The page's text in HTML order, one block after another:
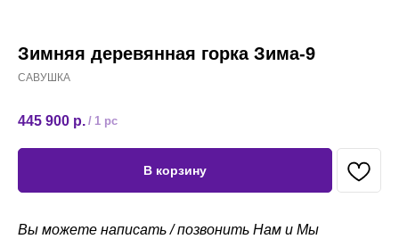
Зимняя деревянная горка Зима-9
САВУШКА
445 900 р. / 1 pc
В корзину
Вы можете написать / позвонить Нам и Мы